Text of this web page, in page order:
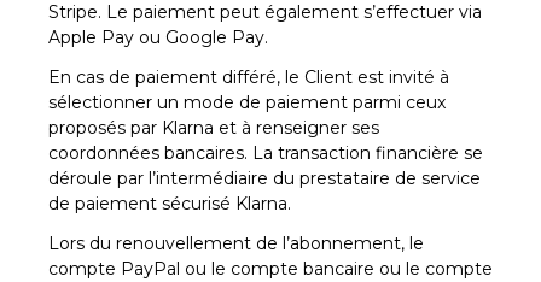
Stripe. Le paiement peut également s’effectuer via
Apple Pay ou Google Pay.
En cas de paiement différé, le Client est invité à
sélectionner un mode de paiement parmi ceux
proposés par Klarna et à renseigner ses
coordonnées bancaires. La transaction financière se
déroule par l’intermédiaire du prestataire de service
de paiement sécurisé Klarna.
Lors du renouvellement de l’abonnement, le
compte PayPal ou le compte bancaire ou le compte